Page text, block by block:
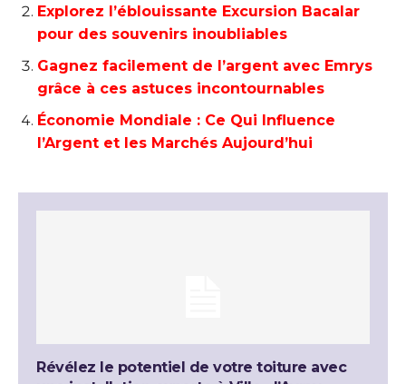
Explorez l’éblouissante Excursion Bacalar
pour des souvenirs inoubliables
Gagnez facilement de l’argent avec Emrys
grâce à ces astuces incontournables
Économie Mondiale : Ce Qui Influence
l’Argent et les Marchés Aujourd’hui
Révélez le potentiel de votre toiture avec